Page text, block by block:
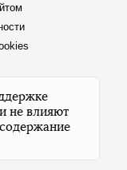
не влияют